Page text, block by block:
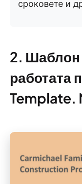
сроковете и
2. Шаблон
работата
Template.